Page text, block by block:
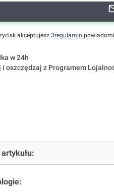
akceptujesz 3regulamin
w 24h
i oszczędzaj z Programem